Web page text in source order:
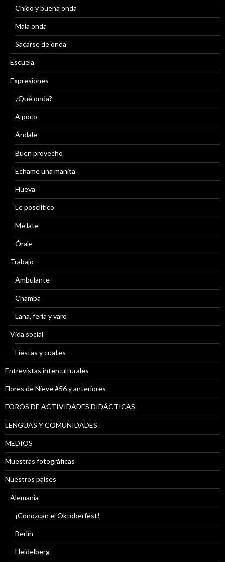
Chido y buena onda
Mala onda
Sacarse de onda
Escuela
Expresiones
¿Qué onda?
A poco
Ándale
Buen provecho
Échame una manita
Hueva
Le posclítico
Me late
Órale
Trabajo
Ambulante
Chamba
Lana, feria y varo
Vida social
Fiestas y cuates
Entrevistas interculturales
Flores de Nieve #56 y anteriores
FOROS DE ACTIVIDADES DIDÁCTICAS
LENGUAS Y COMUNIDADES
MEDIOS
Muestras fotográficas
Nuestros países
Alemania
¡Conozcan el Oktoberfest!
Berlín
Heidelberg